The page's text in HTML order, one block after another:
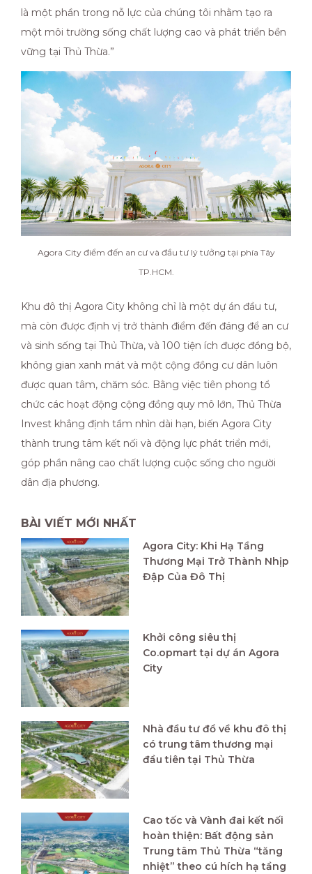
là một phần trong nỗ lực của chúng tôi nhằm tạo ra
một môi trường sống chất lượng cao và phát triển bền
vững tại Thủ Thừa.”
Agora City điểm đến an cư và đầu tư lý tưởng tại phía Tây
TP.HCM.
Khu đô thị Agora City không chỉ là một dự án đầu tư,
mà còn được định vị trở thành điểm đến đáng để an cư
và sinh sống tại Thủ Thừa, và 100 tiện ích được đồng bộ,
không gian xanh mát và một cộng đồng cư dân luôn
được quan tâm, chăm sóc. Bằng việc tiên phong tổ
chức các hoạt động cộng đồng quy mô lớn, Thủ Thừa
Invest khẳng định tầm nhìn dài hạn, biến Agora City
thành trung tâm kết nối và động lực phát triển mới,
góp phần nâng cao chất lượng cuộc sống cho người
dân địa phương.
BÀI VIẾT MỚI NHẤT
Agora City: Khi Hạ Tầng
Thương Mại Trở Thành Nhịp
Đập Của Đô Thị
Khởi công siêu thị
Co.opmart tại dự án Agora
City
Nhà đầu tư đổ về khu đô thị
có trung tâm thương mại
đầu tiên tại Thủ Thừa
Cao tốc và Vành đai kết nối
hoàn thiện: Bất động sản
Trung tâm Thủ Thừa “tăng
nhiệt” theo cú hích hạ tầng